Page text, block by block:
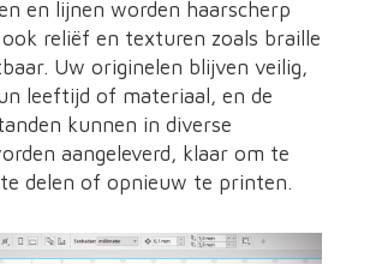
en lijnen worden haarscherp
reliëf en texturen zoals braille
Uw originelen blijven veilig,
leeftijd of materiaal, en de
kunnen in diverse
aangeleverd, klaar om te
delen of opnieuw te printen.